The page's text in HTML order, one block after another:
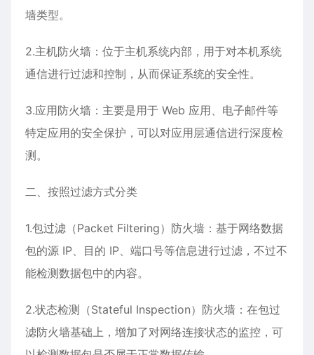
墙类型。
2.主机防火墙：位于主机系统内部，用于对本机系统
通信进行过滤和控制，从而保证系统的安全性。
3.应用防火墙：主要是用于 Web 应用、电子邮件等
特定应用的安全保护，可以对应用层通信进行深度检
测。
二、按照过滤方式分类
1.包过滤（Packet Filtering）防火墙：基于网络数据
包的源 IP、目的 IP、端口号等信息进行过滤，不过不
能检测数据包中的内容。
2.状态检测（Stateful Inspection）防火墙：在包过
滤防火墙基础上，增加了对网络连接状态的监控，可